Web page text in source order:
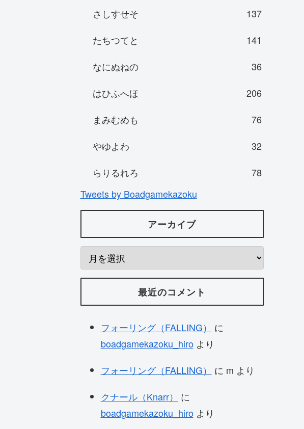
さしすせそ
137
たちつてと
141
なにぬねの
36
はひふへほ
206
まみむめも
76
やゆよわ
32
らりるれろ
78
Tweets by Boadgamekazoku
アーカイブ
最近のコメント
フォーリング（FALLING）
に
boadgamekazoku_hiroより
フォーリング（FALLING）
に m より
クナール（Knarr）
に
boadgamekazoku_hiroより